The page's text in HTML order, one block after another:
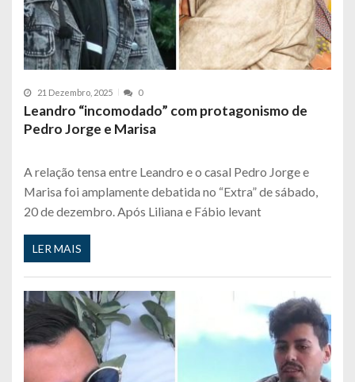
21 Dezembro, 2025 0
Leandro “incomodado” com protagonismo de
Pedro Jorge e Marisa
A relação tensa entre Leandro e o casal Pedro Jorge e
Marisa foi amplamente debatida no “Extra” de sábado,
20 de dezembro. Após Liliana e Fábio levant
LER MAIS